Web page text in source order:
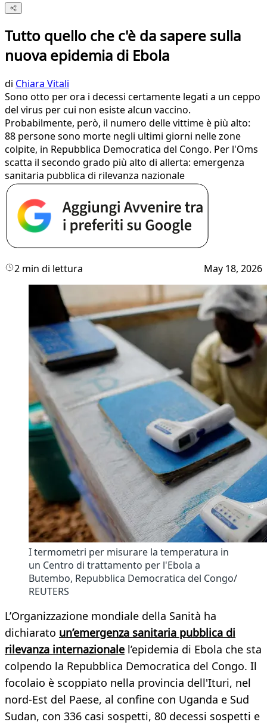
Tutto quello che c'è da sapere sulla
nuova epidemia di Ebola
di Chiara Vitali
Sono otto per ora i decessi certamente legati a un ceppo
del virus per cui non esiste alcun vaccino.
Probabilmente, però, il numero delle vittime è più alto:
88 persone sono morte negli ultimi giorni nelle zone
colpite, in Repubblica Democratica del Congo. Per l'Oms
scatta il secondo grado più alto di allerta: emergenza
sanitaria pubblica di rilevanza nazionale
2 min di lettura May 18, 2026
I termometri per misurare la temperatura in
un Centro di trattamento per l'Ebola a
Butembo, Repubblica Democratica del Congo/
REUTERS
L’Organizzazione mondiale della Sanità ha
dichiarato un’emergenza sanitaria pubblica di
rilevanza internazionale l’epidemia di Ebola che sta
colpendo la Repubblica Democratica del Congo. Il
focolaio è scoppiato nella provincia dell'Ituri, nel
nord-Est del Paese, al confine con Uganda e Sud
Sudan, con 336 casi sospetti, 80 decessi sospetti e